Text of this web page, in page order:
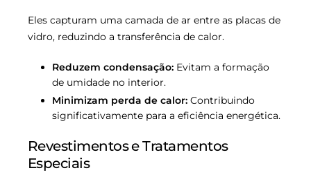
Eles capturam uma camada de ar entre as placas de
vidro, reduzindo a transferência de calor.
Reduzem condensação: Evitam a formação
de umidade no interior.
Minimizam perda de calor: Contribuindo
significativamente para a eficiência energética.
Revestimentos e Tratamentos
Especiais